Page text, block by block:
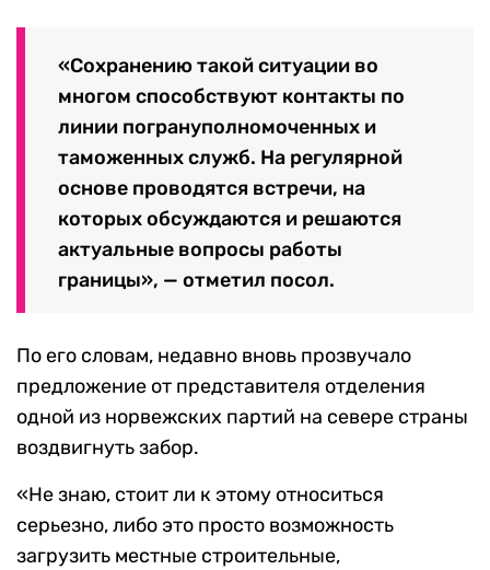
«Сохранению такой ситуации во
многом способствуют контакты по
линии погрануполномоченных и
таможенных служб. На регулярной
основе проводятся встречи, на
которых обсуждаются и решаются
актуальные вопросы работы
границы», — отметил посол.
По его словам, недавно вновь прозвучало
предложение от представителя отделения
одной из норвежских партий на севере страны
воздвигнуть забор.
«Не знаю, стоит ли к этому относиться
серьезно, либо это просто возможность
загрузить местные строительные,